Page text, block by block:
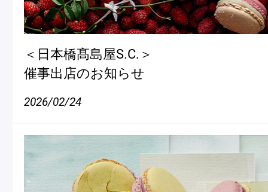
＜日本橋髙島屋S.C.＞
催事出店のお知らせ
2026/02/24